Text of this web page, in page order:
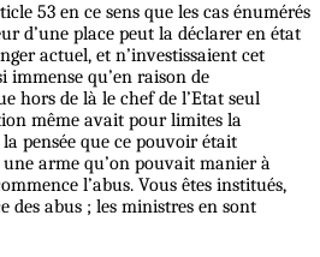
53 en ce sens que les cas énumérés
d’une place peut la déclarer en état
actuel, et n’investissaient cet
immense qu’en raison de
hors de là le chef de l’Etat seul
même avait pour limites la
la pensée que ce pouvoir était
arme qu’on pouvait manier à
l’abus. Vous êtes institués,
des abus ; les ministres en sont